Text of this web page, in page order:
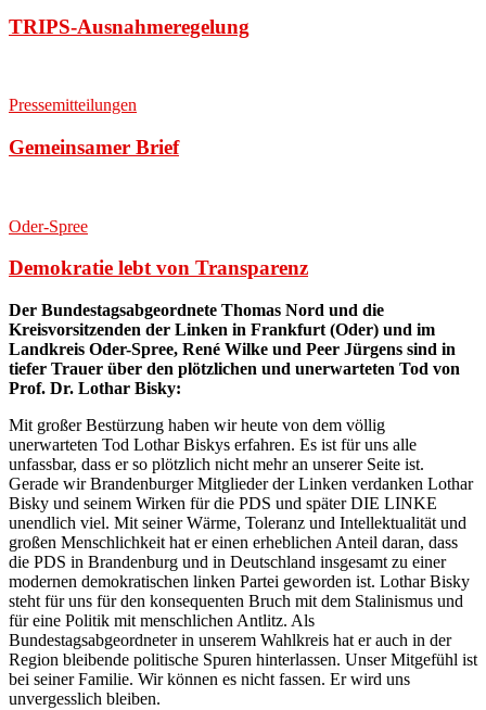
TRIPS-Ausnahmeregelung
Pressemitteilungen
Gemeinsamer Brief
Oder-Spree
Demokratie lebt von Transparenz
Der Bundestagsabgeordnete Thomas Nord und die
Kreisvorsitzenden der Linken in Frankfurt (Oder) und im
Landkreis Oder-Spree, René Wilke und Peer Jürgens sind in
tiefer Trauer über den plötzlichen und unerwarteten Tod von
Prof. Dr. Lothar Bisky:
Mit großer Bestürzung haben wir heute von dem völlig
unerwarteten Tod Lothar Biskys erfahren. Es ist für uns alle
unfassbar, dass er so plötzlich nicht mehr an unserer Seite ist.
Gerade wir Brandenburger Mitglieder der Linken verdanken Lothar
Bisky und seinem Wirken für die PDS und später DIE LINKE
unendlich viel. Mit seiner Wärme, Toleranz und Intellektualität und
großen Menschlichkeit hat er einen erheblichen Anteil daran, dass
die PDS in Brandenburg und in Deutschland insgesamt zu einer
modernen demokratischen linken Partei geworden ist. Lothar Bisky
steht für uns für den konsequenten Bruch mit dem Stalinismus und
für eine Politik mit menschlichen Antlitz. Als
Bundestagsabgeordneter in unserem Wahlkreis hat er auch in der
Region bleibende politische Spuren hinterlassen. Unser Mitgefühl ist
bei seiner Familie. Wir können es nicht fassen. Er wird uns
unvergesslich bleiben.